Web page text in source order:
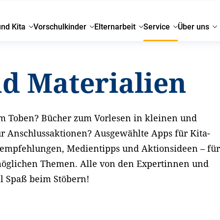
Kita Vorschulkinder Elternarbeit Service Über uns
Materialien
Toben? Bücher zum Vorlesen in kleinen und
Ausgewählte Apps für Kita-
Medientipps und Aktionsideen – für
Themen. Alle von den Expertinnen und
Spaß beim Stöbern!